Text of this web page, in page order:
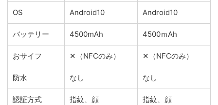
OS Android10 Android10
バッテリー 4500mAh 4500ｍAh
おサイフ ✕（NFCのみ） ✕（NFCのみ）
防水 なし なし
認証方式 指紋、顔 指紋、顔